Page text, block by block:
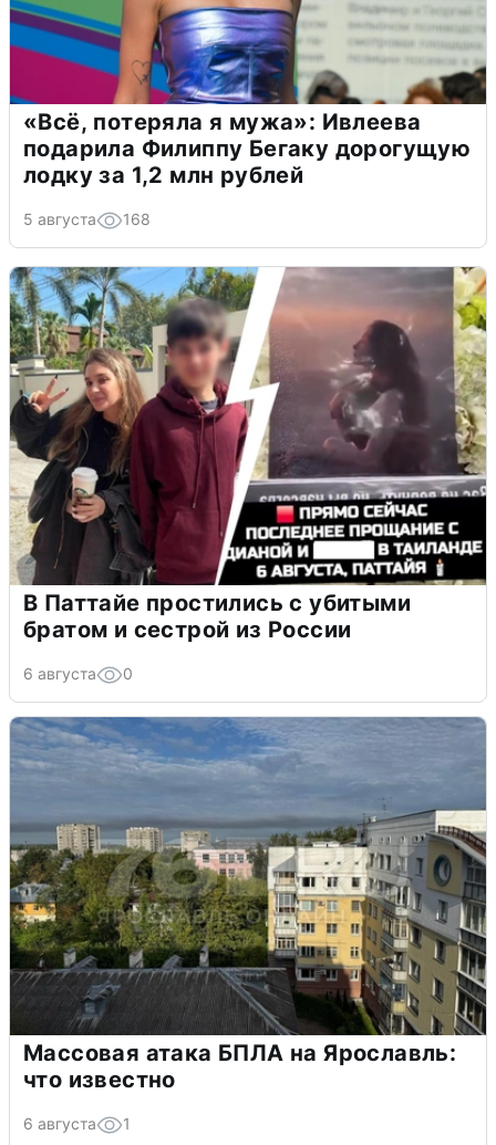
«Всё, потеряла я мужа»: Ивлеева
подарила Филиппу Бегаку дорогущую
лодку за 1,2 млн рублей
5 августа 168
В Паттайе простились с убитыми
братом и сестрой из России
6 августа 0
Массовая атака БПЛА на Ярославль:
что известно
6 августа 1